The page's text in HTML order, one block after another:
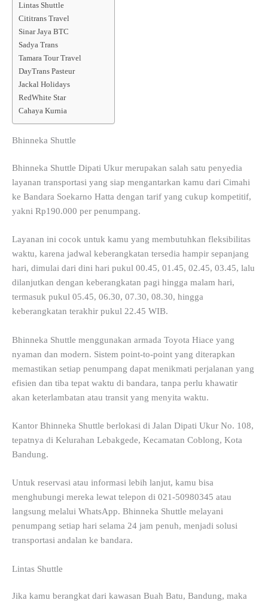
Lintas Shuttle
Cititrans Travel
Sinar Jaya BTC
Sadya Trans
Tamara Tour Travel
DayTrans Pasteur
Jackal Holidays
RedWhite Star
Cahaya Kurnia
Bhinneka Shuttle
Bhinneka Shuttle Dipati Ukur merupakan salah satu penyedia
layanan transportasi yang siap mengantarkan kamu dari Cimahi
ke Bandara Soekarno Hatta dengan tarif yang cukup kompetitif,
yakni Rp190.000 per penumpang.
Layanan ini cocok untuk kamu yang membutuhkan fleksibilitas
waktu, karena jadwal keberangkatan tersedia hampir sepanjang
hari, dimulai dari dini hari pukul 00.45, 01.45, 02.45, 03.45, lalu
dilanjutkan dengan keberangkatan pagi hingga malam hari,
termasuk pukul 05.45, 06.30, 07.30, 08.30, hingga
keberangkatan terakhir pukul 22.45 WIB.
Bhinneka Shuttle menggunakan armada Toyota Hiace yang
nyaman dan modern. Sistem point-to-point yang diterapkan
memastikan setiap penumpang dapat menikmati perjalanan yang
efisien dan tiba tepat waktu di bandara, tanpa perlu khawatir
akan keterlambatan atau transit yang menyita waktu.
Kantor Bhinneka Shuttle berlokasi di Jalan Dipati Ukur No. 108,
tepatnya di Kelurahan Lebakgede, Kecamatan Coblong, Kota
Bandung.
Untuk reservasi atau informasi lebih lanjut, kamu bisa
menghubungi mereka lewat telepon di 021-50980345 atau
langsung melalui WhatsApp. Bhinneka Shuttle melayani
penumpang setiap hari selama 24 jam penuh, menjadi solusi
transportasi andalan ke bandara.
Lintas Shuttle
Jika kamu berangkat dari kawasan Buah Batu, Bandung, maka